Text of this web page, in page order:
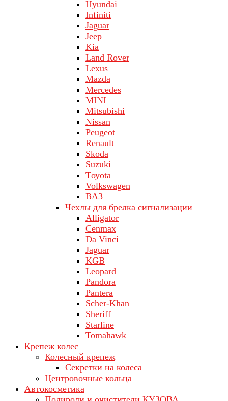
Hyundai
Infiniti
Jaguar
Jeep
Kia
Land Rover
Lехus
Mazda
Merсеdеs
MINI
Mitsubishi
Nissan
Peugeot
Renault
Skoda
Suzuki
Tоуоta
Volkswagen
ВA3
Чехлы для брелка сигнализации
Alligator
Cenmax
Da Vinci
Jaguar
KGB
Leopard
Pandora
Pantera
Scher-Khan
Sheriff
Starline
Tomahawk
Крепеж колес
Колесный крепеж
Секретки на колеса
Центровочные кольца
Автокосметика